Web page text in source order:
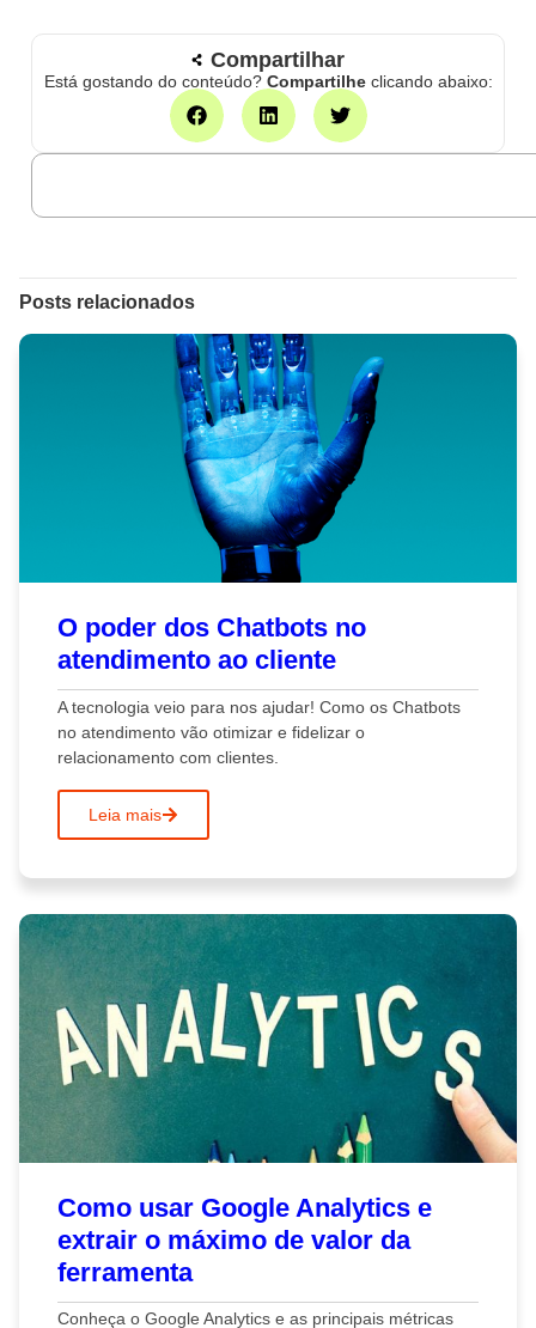
Compartilhar
Está gostando do conteúdo? Compartilheclicando abaixo:
Posts relacionados
O poder dos Chatbots no
atendimento ao cliente
A tecnologia veio para nos ajudar! Como os Chatbots
no atendimento vão otimizar e fidelizar o
relacionamento com clientes.
Leia mais
Como usar Google Analytics e
extrair o máximo de valor da
ferramenta
Conheça o Google Analytics e as principais métricas